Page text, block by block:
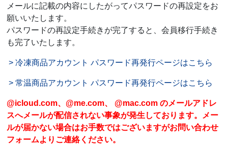
メールに記載の内容にしたがってパスワードの再設定をお
願いいたします。
パスワードの再設定手続きが完了すると、会員移行手続き
も完了いたします。
> 冷凍商品アカウント パスワード再発行ページはこちら
> 常温商品アカウント パスワード再発行ページはこちら
@icloud.com、@me.com、 @mac.com のメールアドレ
スへメールが配信されない事象が発生しております。メー
ルが届かない場合はお手数ではございますがお問い合わせ
フォームよりご連絡ください。